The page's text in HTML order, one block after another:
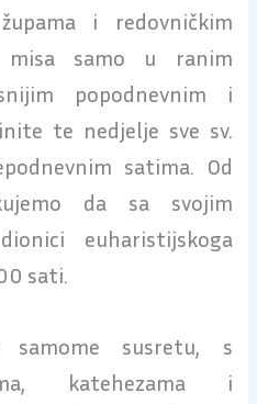
i redovničkim
misa samo u ranim
popodnevnim i
te nedjelje sve sv.
satima. Od
da sa svojim
euharistijskoga
sati.
susretu, s
katehezama i